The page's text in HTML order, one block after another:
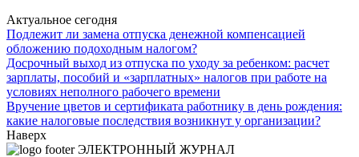
Актуальное сегодня
Подлежит ли замена отпуска денежной компенсацией
обложению подоходным налогом?
Досрочный выход из отпуска по уходу за ребенком: расчет
зарплаты, пособий и «зарплатных» налогов при работе на
условиях неполного рабочего времени
Вручение цветов и сертификата работнику в день рождения:
какие налоговые последствия возникнут у организации?
Наверх
ЭЛЕКТРОННЫЙ ЖУРНАЛ